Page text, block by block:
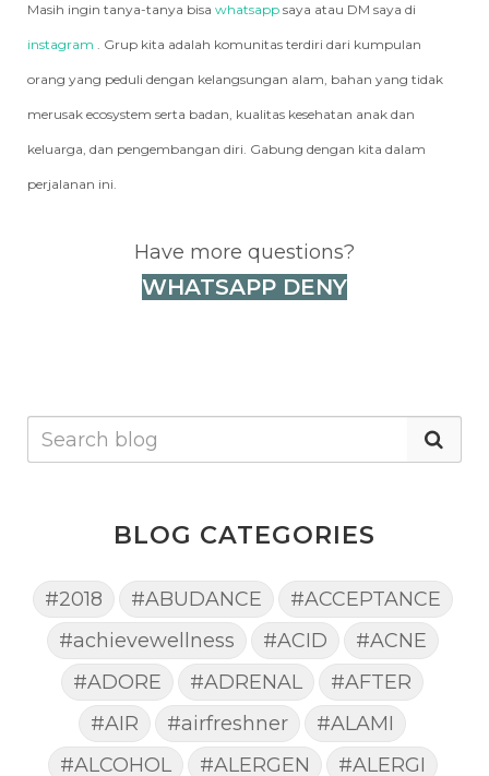
Masih ingin tanya-tanya bisa whatsapp saya atau DM saya di
instagram . Grup kita adalah komunitas terdiri dari kumpulan
orang yang peduli dengan kelangsungan alam, bahan yang tidak
merusak ecosystem serta badan, kualitas kesehatan anak dan
keluarga, dan pengembangan diri. Gabung dengan kita dalam
perjalanan ini.
Have more questions?
WHATSAPP DENY
BLOG CATEGORIES
#2018 #ABUDANCE
#ACCEPTANCE
#achievewellness
#ACID
#ACNE
#ADORE
#ADRENAL
#AFTER
#AIR
#airfreshner
#ALAMI
#ALCOHOL
#ALERGEN #ALERGI